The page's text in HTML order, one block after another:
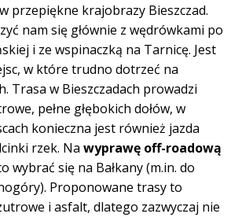
przepiękne krajobrazy Bieszczad.
nam się głównie z wędrówkami po
i ze wspinaczką na Tarnicę. Jest
w które trudno dotrzeć na
Trasa w Bieszczadach prowadzi
pełne głębokich dołów, w
konieczna jest również jazda
rzek. Na wyprawę off-roadową
wybrać się na Bałkany (m.in. do
Proponowane trasy to
i asfalt, dlatego zazwyczaj nie